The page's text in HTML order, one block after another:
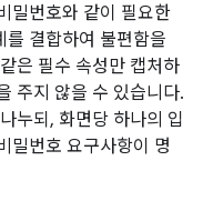
밀번호와 같이 필요한
를 결합하여 불편함을
은 필수 속성만 캡처하
주지 않을 수 있습니다.
누되, 화면당 하나의 입
밀번호 요구사항이 명